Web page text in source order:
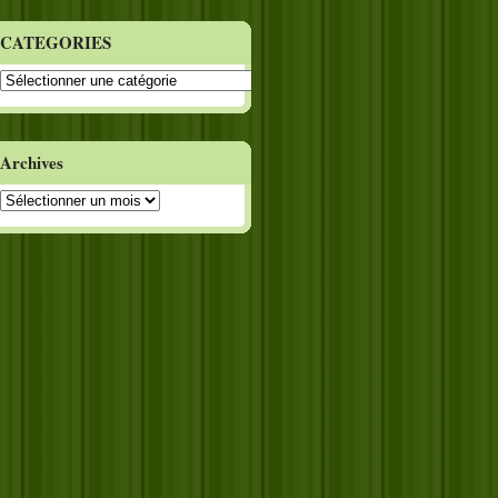
CATEGORIES
CATEGORIES
Archives
Archives